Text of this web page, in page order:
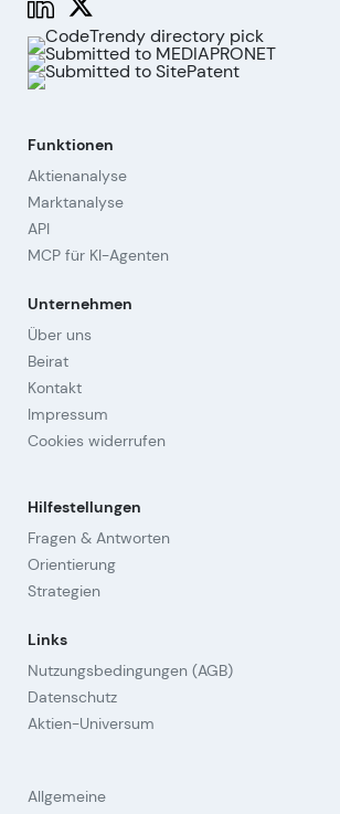
Funktionen
Aktienanalyse
Marktanalyse
API
MCP für KI-Agenten
Unternehmen
Über uns
Beirat
Kontakt
Impressum
Cookies widerrufen
Hilfestellungen
Fragen & Antworten
Orientierung
Strategien
Links
Nutzungsbedingungen (AGB)
Datenschutz
Aktien-Universum
Allgemeine